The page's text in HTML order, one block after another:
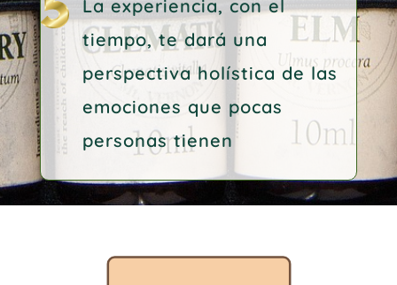
La experiencia, con el
tiempo, te dará una
perspectiva holística de las
emociones que pocas
personas tienen